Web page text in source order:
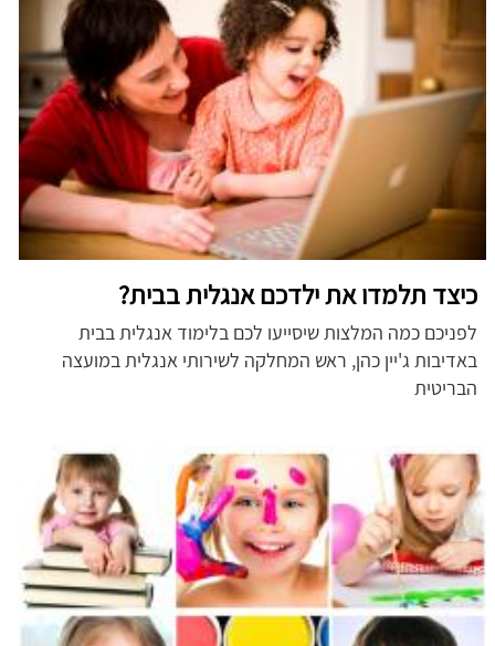
כיצד תלמדו את ילדכם אנגלית בבית?
לפניכם כמה המלצות שיסייעו לכם בלימוד אנגלית בבית
באדיבות ג'יין כהן, ראש המחלקה לשירותי אנגלית במועצה
הבריטית